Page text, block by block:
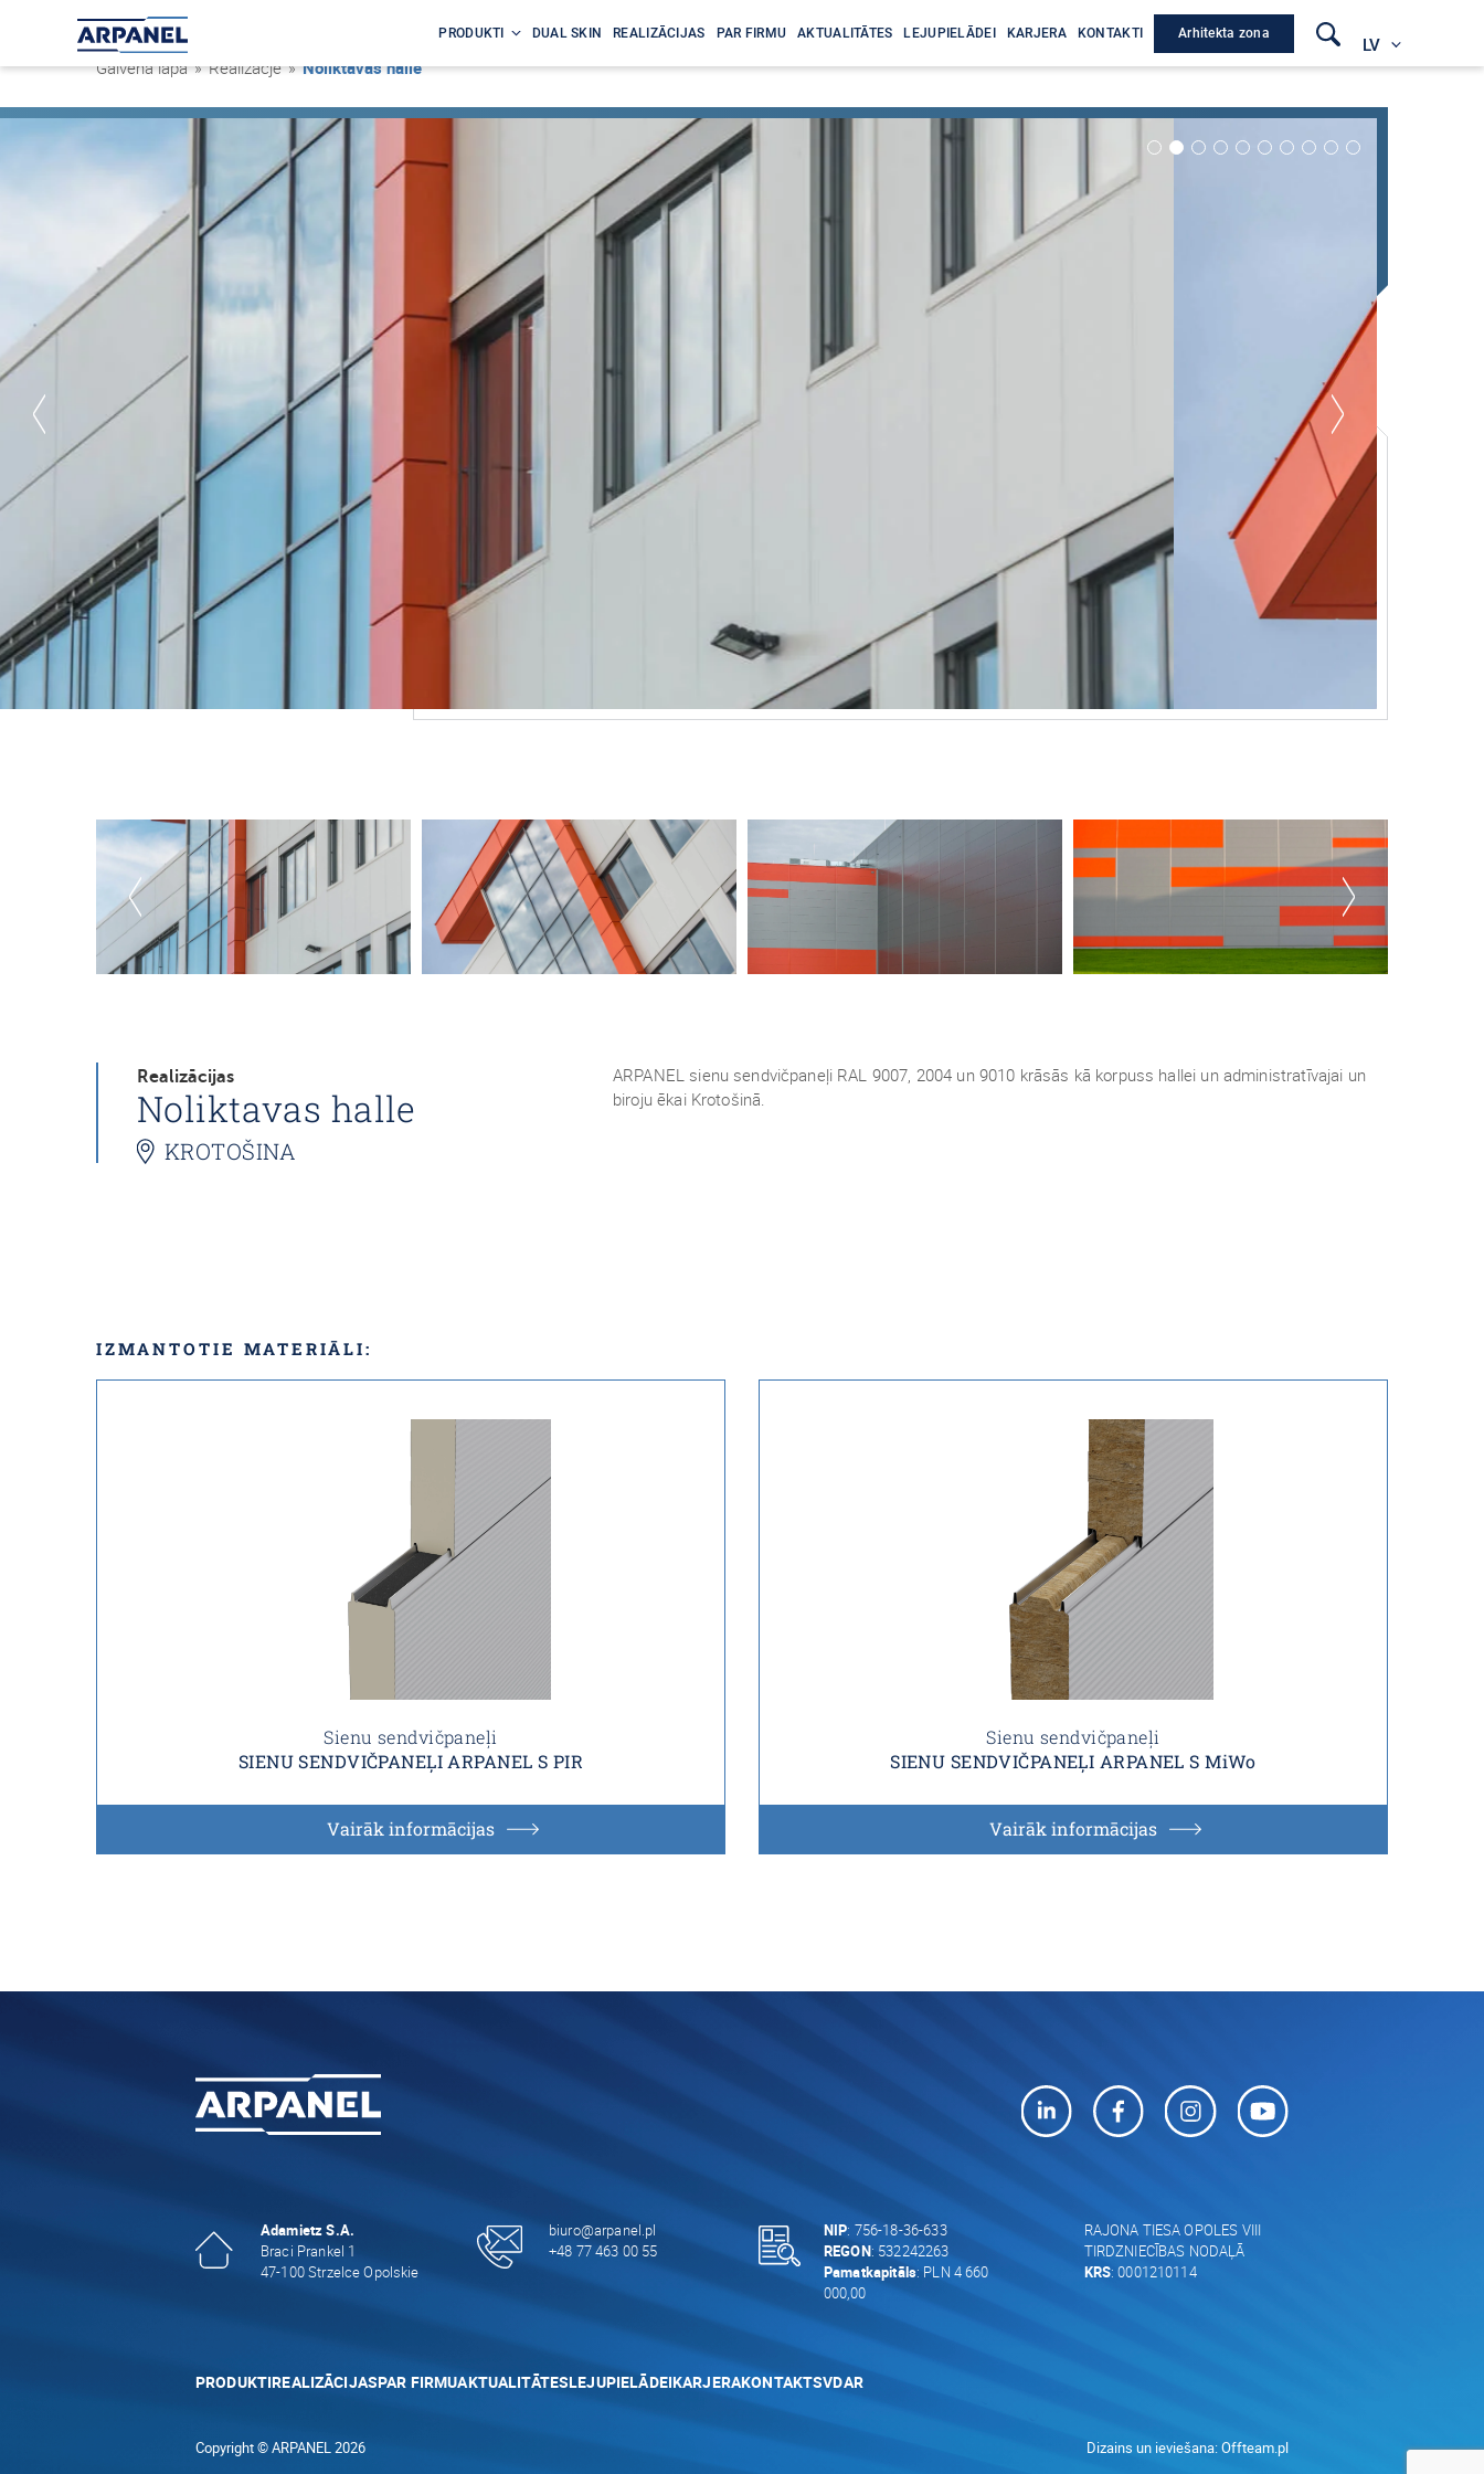
PRODUKTI DUAL SKIN REALIZĀCIJAS PAR FIRMU AKTUALITĀTES LEJUPIELĀDEI KARJERA KONTAKTI Arhitekta zona
LV
Galvenā lapa » Realizacje »Noliktavas halle
Realizācijas
Noliktavas halle
KROTOŠINA
ARPANEL sienu sendvičpaneļi RAL 9007, 2004 un 9010 krāsās kā korpuss hallei un administratīvajai un
biroju ēkai Krotošinā.
IZMANTOTIE MATERIĀLI:
Sienu sendvičpaneļi
SIENU SENDVIČPANEĻI ARPANEL S PIR
Vairāk informācijas
Sienu sendvičpaneļi
SIENU SENDVIČPANEĻI ARPANEL S MiWo
Vairāk informācijas
Adamietz S.A.
Braci Prankel 1
47-100 Strzelce Opolskie
biuro@arpanel.pl
+48 77 463 00 55
NIP: 756-18-36-633
REGON: 532242263
Pamatkapitāls: PLN 4 660
000,00
RAJONA TIESA OPOLES VIII
TIRDZNIECĪBAS NODAĻĀ
KRS: 0001210114
PRODUKTIREALIZĀCIJASPAR FIRMUAKTUALITĀTESLEJUPIELĀDEIKARJERAKONTAKTSVDAR
Copyright © ARPANEL 2026 Dizains un ieviešana:Offteam.pl